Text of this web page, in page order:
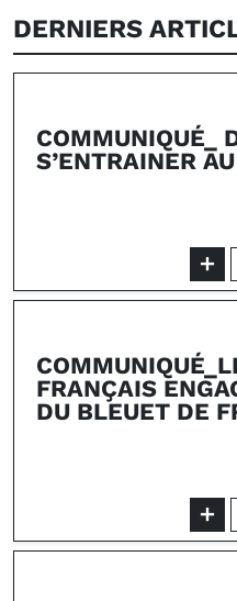
DERNIERS
COMMUNIQUÉ_
S’ENTRAINER
FRANÇAIS
DU BLEUET DE